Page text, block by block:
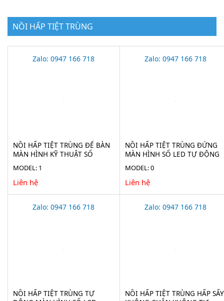
NỒI HẤP TIỆT TRÙNG
Zalo: 0947 166 718
NỒI HẤP TIỆT TRÙNG ĐỂ BÀN
MÀN HÌNH KỸ THUẬT SỐ
MODEL: 1
Liên hệ
Zalo: 0947 166 718
NỒI HẤP TIỆT TRÙNG ĐỨNG
MÀN HÌNH SỐ LED TỰ ĐỘNG
MODEL: 0
Liên hệ
Zalo: 0947 166 718
NỒI HẤP TIỆT TRÙNG TỰ
Zalo: 0947 166 718
NỒI HẤP TIỆT TRÙNG HẤP SẤY